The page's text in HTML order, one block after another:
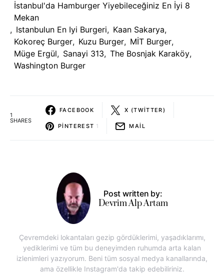
İstanbul'da Hamburger Yiyebileceğiniz En İyi 8
Mekan
, Istanbulun En Iyi Burgeri, Kaan Sakarya,
Kokoreç Burger, Kuzu Burger, MİT Burger,
Müge Ergül, Sanayi 313, The Bosnjak Karaköy,
Washington Burger
1
SHARES
FACEBOOK X (TWITTER)
PINTEREST 1 MAIL
Post written by:
Devrim Alp Artam
Çevremdeki lokantaları gezip gördüklerimi, yaşadıklarımı,
yediklerimi ve tüm bu deneyimden ruhumda arta kalan
izlenimleri yazıyorum. Beni tüm sosyal medya kanallarında,
ama özellikle Instagram'da takip edebiliriniz.